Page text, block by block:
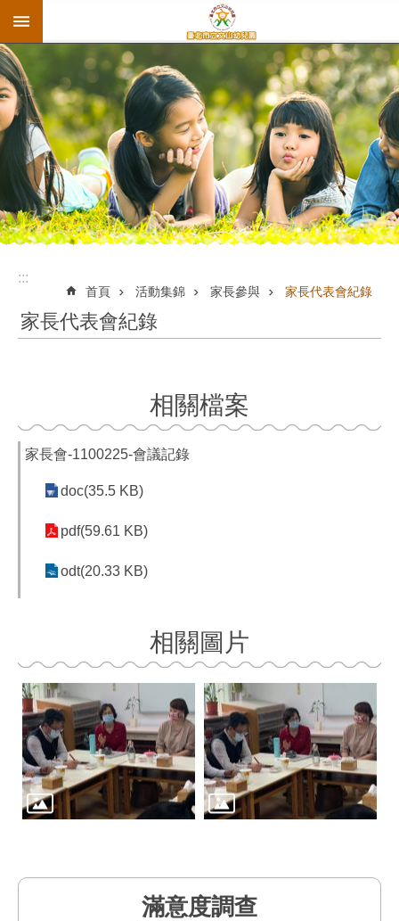
跳到主要內容區塊
:::
首頁 活動集錦 家長參與 家長代表會紀錄
家長代表會紀錄
相關檔案
家長會-1100225-會議記錄
doc(35.5 KB)
pdf(59.61 KB)
odt(20.33 KB)
相關圖片
滿意度調查